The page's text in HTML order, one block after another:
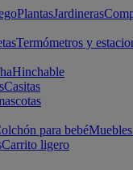
PlantasJardineras
Termómetros y
Hinchable
Casitas
para bebé
Carrito ligero